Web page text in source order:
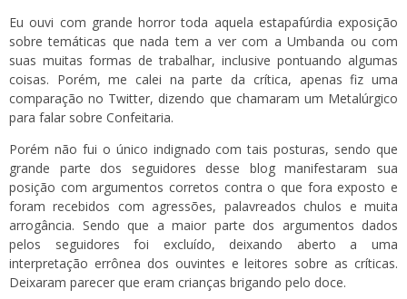
Eu ouvi com grande horror toda aquela estapafúrdia exposição
sobre temáticas que nada tem a ver com a Umbanda ou com
suas muitas formas de trabalhar, inclusive pontuando algumas
coisas. Porém, me calei na parte da crítica, apenas fiz uma
comparação no Twitter, dizendo que chamaram um Metalúrgico
para falar sobre Confeitaria.
Porém não fui o único indignado com tais posturas, sendo que
grande parte dos seguidores desse blog manifestaram sua
posição com argumentos corretos contra o que fora exposto e
foram recebidos com agressões, palavreados chulos e muita
arrogância. Sendo que a maior parte dos argumentos dados
pelos seguidores foi excluído, deixando aberto a uma
interpretação errônea dos ouvintes e leitores sobre as críticas.
Deixaram parecer que eram crianças brigando pelo doce.